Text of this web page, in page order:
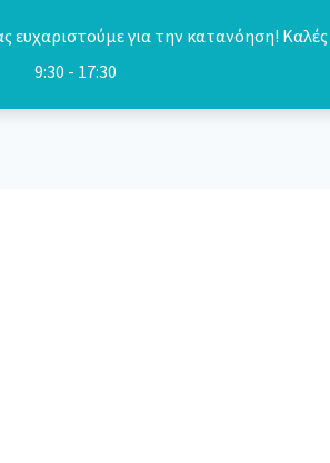
για την κατανόηση!
9:30 - 17:30